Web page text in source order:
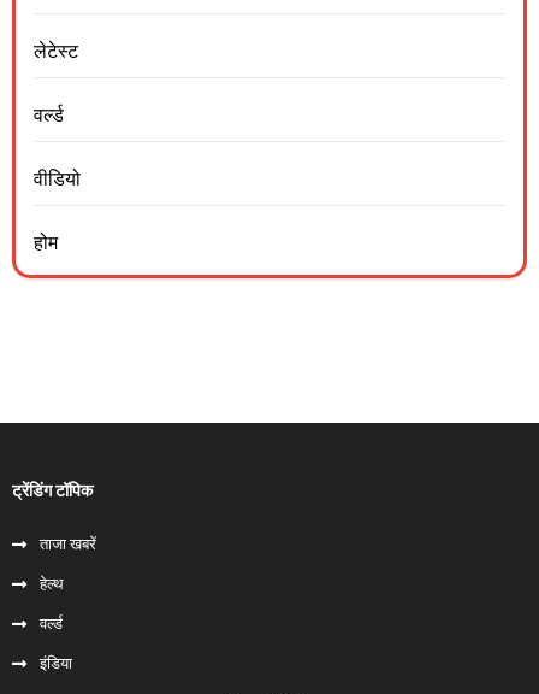
लेटेस्ट
वर्ल्ड
वीडियो
होम
ट्रेंडिंग टॉपिक
ताजा खबरें
हेल्‍थ
वर्ल्ड
इंडिया